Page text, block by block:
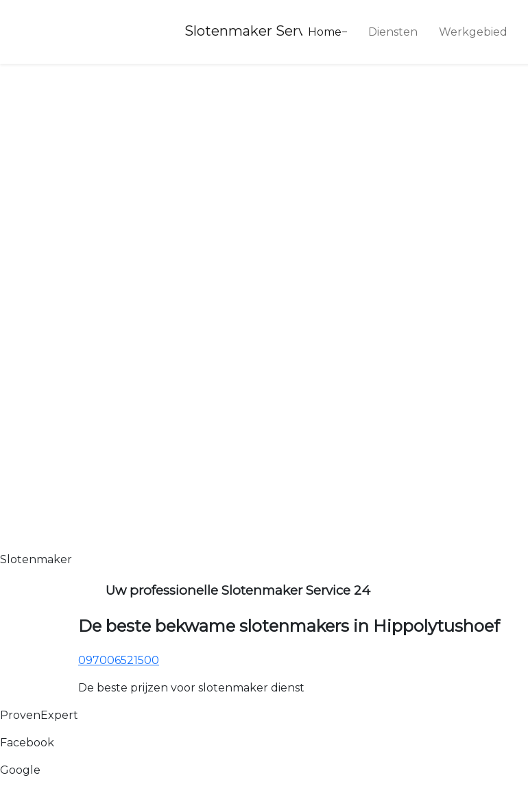
Slotenmaker Service 24
Home Diensten Werkgebied
Slotenmaker
Uw professionelle Slotenmaker Service 24
De beste bekwame slotenmakers in Hippolytushoef
097006521500
De beste prijzen voor slotenmaker dienst
ProvenExpert
Facebook
Google